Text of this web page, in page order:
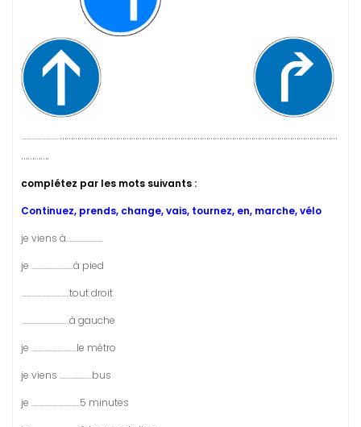
………………………………………………………………………………………………………………………………………
………….
complétez par les mots suivants :
Continuez, prends, change, vais, tournez, en, marche, vélo
je viens à…………………..
je ……………………..à pied
…………………………tout droit
…………………………à gauche
je ……………………….le métro
je viens ………………..bus
je …………………………5 minutes